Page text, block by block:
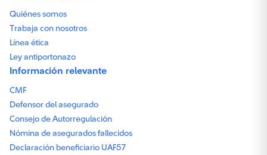
Quiénes somos
Trabaja con nosotros
Línea ética
Ley antiportonazo
Información relevante
CMF
Defensor del asegurado
Consejo de Autorregulación
Nómina de asegurados fallecidos
Declaración beneficiario UAF57